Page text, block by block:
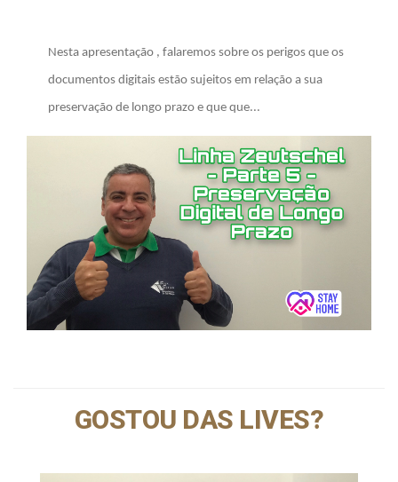
Nesta apresentação , falaremos sobre os perigos que os
documentos digitais estão sujeitos em relação a sua
preservação de longo prazo e que que...
GOSTOU DAS LIVES?